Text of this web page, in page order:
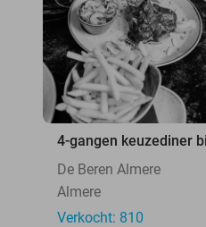
4-gangen keuzediner
De Beren Almere
Almere
Verkocht: 810